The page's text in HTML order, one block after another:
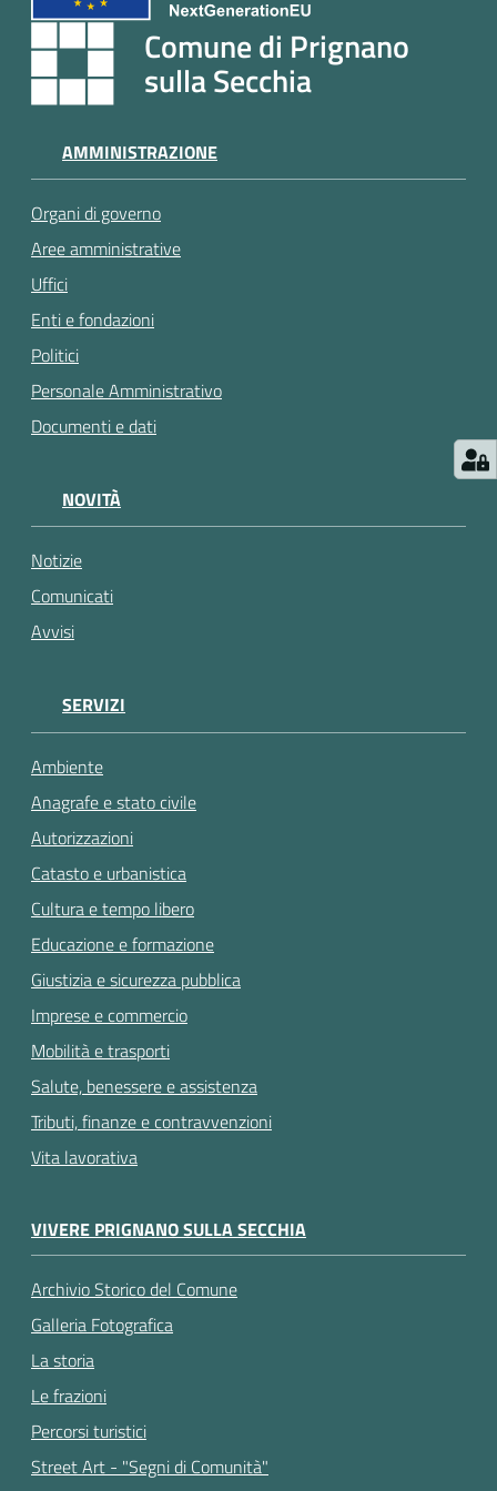
p
u
m
e
n
t
o
Street
Art
argomenti...
Comune di Prignano
sulla Secchia
AMMINISTRAZIONE
Organi di governo
Aree amministrative
Uffici
Enti e fondazioni
Politici
Personale Amministrativo
Documenti e dati
NOVITÀ
Notizie
Comunicati
Avvisi
SERVIZI
Ambiente
Anagrafe e stato civile
Autorizzazioni
Catasto e urbanistica
Cultura e tempo libero
Educazione e formazione
Giustizia e sicurezza pubblica
Imprese e commercio
Mobilità e trasporti
Salute, benessere e assistenza
Tributi, finanze e contravvenzioni
Vita lavorativa
VIVERE PRIGNANO SULLA SECCHIA
Archivio Storico del Comune
Galleria Fotografica
La storia
Le frazioni
Percorsi turistici
Street Art - "Segni di Comunità"